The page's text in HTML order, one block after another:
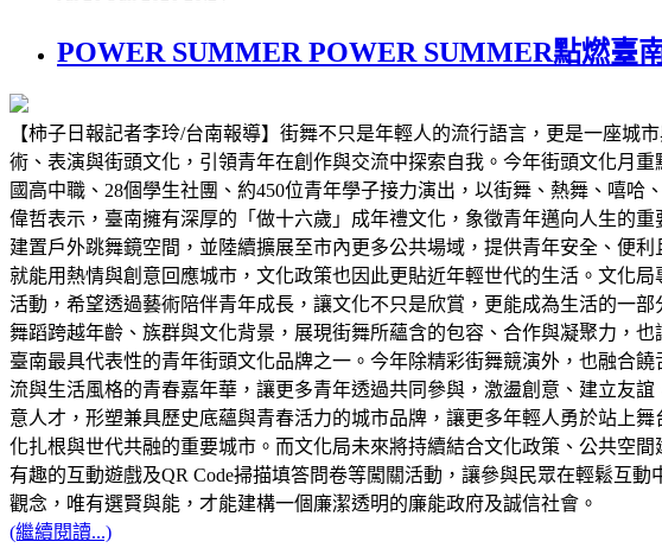
POWER SUMMER POWER SUMMER點燃臺
【柿子日報記者李玲/台南報導】街舞不只是年輕人的流行語言，更是一座
術、表演與街頭文化，引領青年在創作與交流中探索自我。今年街頭文化月
國高中職、28個學生社團、約450位青年學子接力演出，以街舞、熱舞、嘻
偉哲表示，臺南擁有深厚的「做十六歲」成年禮文化，象徵青年邁向人生的
建置戶外跳舞鏡空間，並陸續擴展至市內更多公共場域，提供青年安全、便
就能用熱情與創意回應城市，文化政策也因此更貼近年輕世代的生活。文化
活動，希望透過藝術陪伴青年成長，讓文化不只是欣賞，更能成為生活的一
舞蹈跨越年齡、族群與文化背景，展現街舞所蘊含的包容、合作與凝聚力，
臺南最具代表性的青年街頭文化品牌之一。今年除精彩街舞競演外，也融合
流與生活風格的青春嘉年華，讓更多青年透過共同參與，激盪創意、建立友
意人才，形塑兼具歷史底蘊與青春活力的城市品牌，讓更多年輕人勇於站上
化扎根與世代共融的重要城市。而文化局未來將持續結合文化政策、公共空
有趣的互動遊戲及QR Code掃描填答問卷等闖關活動，讓參與民眾在輕鬆互
觀念，唯有選賢與能，才能建構一個廉潔透明的廉能政府及誠信社會。
(繼續閱讀...)